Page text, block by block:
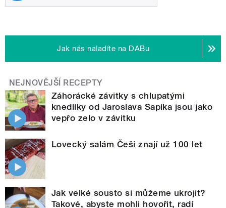
Jak nás naladíte na DABu
NEJNOVĚJŠÍ RECEPTY
Záhorácké závitky s chlupatými
knedlíky od Jaroslava Sapíka jsou jako
vepřo zelo v závitku
Lovecký salám Češi znají už 100 let
Jak velké sousto si můžeme ukrojit?
Takové, abyste mohli hovořit, radí